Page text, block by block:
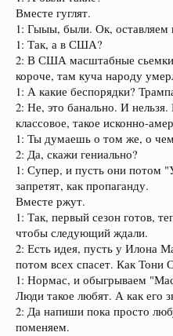
Вместе гуглят.
1: Гыыы, были. Ок, оставляем
1: Так, а в США?
2: В США масштабные сьемки
короче, там куча народу
1: А какие беспорядки?
2: Не, это банально. И
классовое, такое исконно-
1: Ты думаешь о том же, о
2: Да, скажи гениально?
1: Супер, и пусть они потом
запретят, как пропаганду.
Вместе ржут.
1: Так, первый сезон готов,
чтобы следующий ждали.
2: Есть идея, пусть у Илона
потом всех спасет. Как Тони
1: Нормас, и обыгрываем
Люди такое любят. А как его
2: Да напиши пока просто
поменяем.